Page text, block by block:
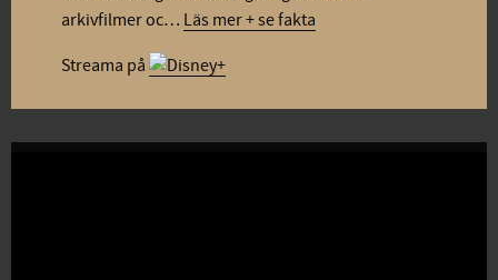
arkivfilmer oc… Läs mer + se fakta
Streama på